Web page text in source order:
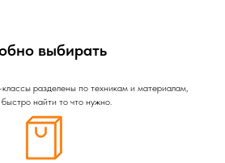
выбирать
разделены по техникам и материалам,
найти то что нужно.